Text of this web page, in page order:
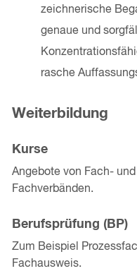
zeichnerische
genaue und
rasche
Weiterbildung
Kurse
Angebote von Fach-
Fachverbänden.
Berufsprüfung (BP)
Zum Beispiel
Fachausweis.